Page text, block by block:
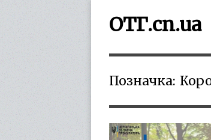
ОТГ.cn.ua
Позначка: